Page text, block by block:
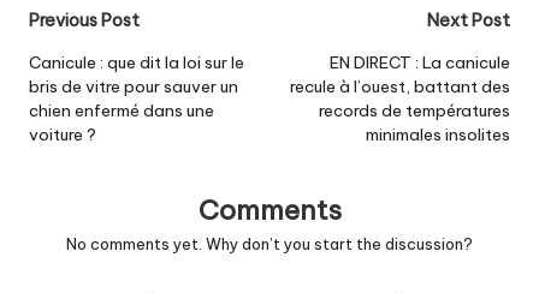
Post
navigation
Previous Post
Canicule : que dit la loi sur le
bris de vitre pour sauver un
chien enfermé dans une
voiture ?
Next Post
EN DIRECT : La canicule
recule à l’ouest, battant des
records de températures
minimales insolites
Comments
No comments yet. Why don’t you start the discussion?